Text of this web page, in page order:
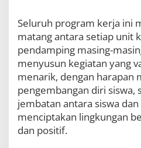
Seluruh program kerja ini
matang antara setiap unit
pendamping masing-
menyusun kegiatan yang
menarik, dengan harapan
pengembangan diri siswa,
jembatan antara siswa
menciptakan lingkungan
dan positif.